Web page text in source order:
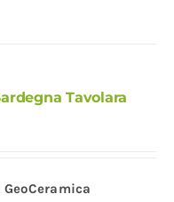
Tavolara
GeoCeramica